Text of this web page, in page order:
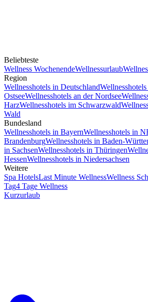
Beliebteste
Wellness WochenendeWellnessurlaub
Region
Wellnesshotels in Deutschland
OstseeWellnesshotels an der Nordsee
HarzWellnesshotels im Schwarzwald
Wald
Bundesland
Wellnesshotels in BayernWellnesshotels in
BrandenburgWellnesshotels in Baden-
in SachsenWellnesshotels in Thüringen
HessenWellnesshotels in Niedersachsen
Weitere
Spa HotelsLast Minute WellnessWellness
Tag4 Tage Wellness
Kurzurlaub